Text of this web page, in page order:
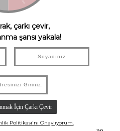
Taksit İmkanı